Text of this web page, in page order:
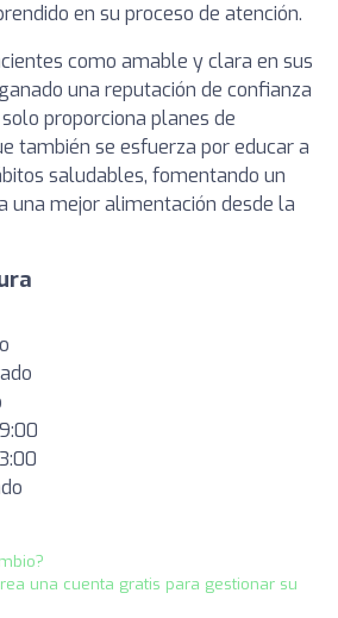
en su proceso de atención.
como amable y clara en sus
una reputación de confianza
proporciona planes de
también se esfuerza por educar a
saludables, fomentando un
una mejor alimentación desde la
una cuenta gratis para gestionar su